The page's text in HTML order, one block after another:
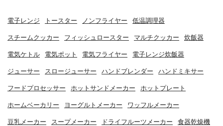
電子レンジ トースター ノンフライヤー 低温調理器
スチームクッカー フィッシュロースター マルチクッカー 炊飯器
電気ケトル 電気ポット 電気フライヤー 電子レンジ炊飯器
ジューサー スロージューサー ハンドブレンダー ハンドミキサー
フードプロセッサー ホットサンドメーカー ホットプレート
ホームベーカリー ヨーグルトメーカー ワッフルメーカー
豆乳メーカー スープメーカー ドライフルーツメーカー 食器乾燥機